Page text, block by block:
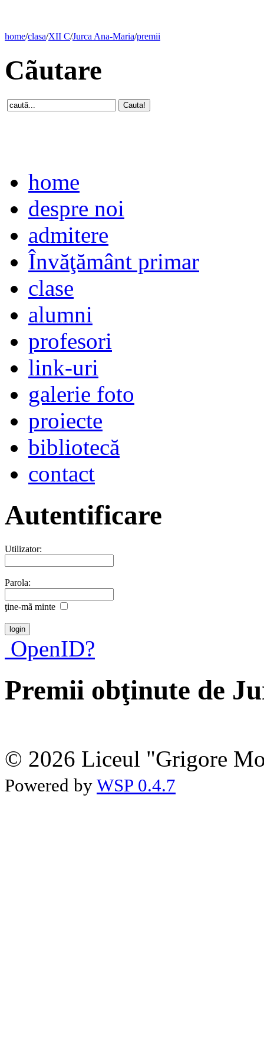
home/clasa/XII C/Jurca Ana-Maria/premii
Cãutare
home
despre noi
admitere
Învăţământ primar
clase
alumni
profesori
link-uri
galerie foto
proiecte
bibliotecă
contact
Autentificare
Utilizator:
Parola:
ţine-mã minte
OpenID?
Premii obţinute de
© 2026 Liceul "Grigore
Powered by WSP 0.4.7